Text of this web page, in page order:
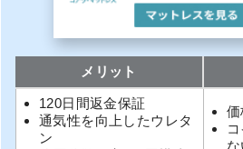
メリット
120日間返金保証
通気性を向上したウレタ
ン
価